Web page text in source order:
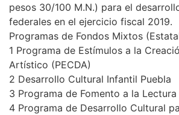
pesos 30/100 M.N.) para el
federales en el ejercicio fiscal 2019.
Programas de Fondos Mixtos
1 Programa de Estímulos a la
Artístico (PECDA)
2 Desarrollo Cultural Infantil Puebla
3 Programa de Fomento a la Lectura
4 Programa de Desarrollo Cultural